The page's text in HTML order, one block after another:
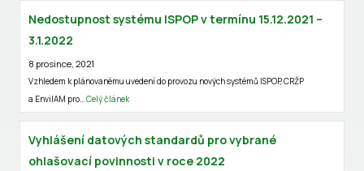
Nedostupnost systému ISPOP v termínu 15.12.2021 –
3.1.2022
8 prosince, 2021
Vzhledem k plánovanému uvedení do provozu nových systémů ISPOP, CRŽP
a EnviIAM pro…Celý článek
Vyhlášení datových standardů pro vybrané
ohlašovací povinnosti v roce 2022